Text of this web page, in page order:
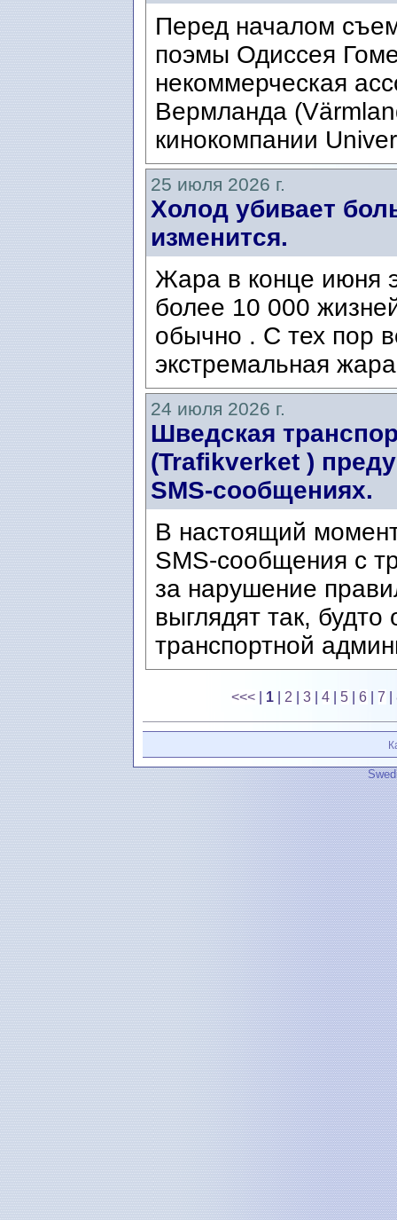
Перед началом
поэмы Одиссея
некоммерческая
Вермланда
кинокомпании
25 июля 2026 г.
Холод убивает
изменится.
Жара в конце июня
более 10 000
обычно . С тех пор
экстремальная
24 июля 2026 г.
Шведская
(Trafikverket )
SMS-сообщениях.
В настоящий
SMS-сообщения с
за нарушение
выглядят так,
транспортной
<<< 1 2 |3 |4 5 |6 |7 |